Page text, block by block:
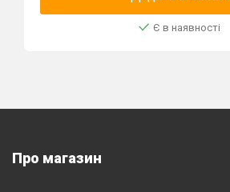
Є в наявності
Про магазин